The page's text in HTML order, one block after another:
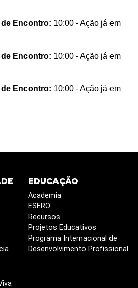
de Encontro: 10:00 - Ação já em
de Encontro: 10:00 - Ação já em
de Encontro: 10:00 - Ação já em
EDUCAÇÃO
Academia
ESERO
Recursos
Projetos Educativos
Programa Internacional de
Desenvolvimento Profissional